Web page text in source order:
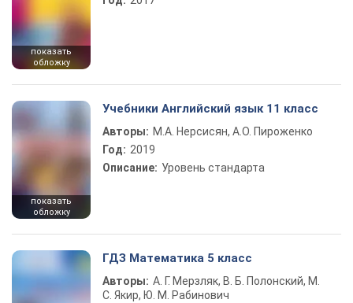
показать
обложку
показать
обложку
Учебники Английский язык 11 класс
Авторы: М.А. Нерсисян, А.О. Пироженко
Год: 2019
Описание: Уровень стандарта
ГДЗ Математика 5 класс
Авторы: А. Г. Мерзляк, В. Б. Полонский, М.
С. Якир, Ю. М. Рабинович